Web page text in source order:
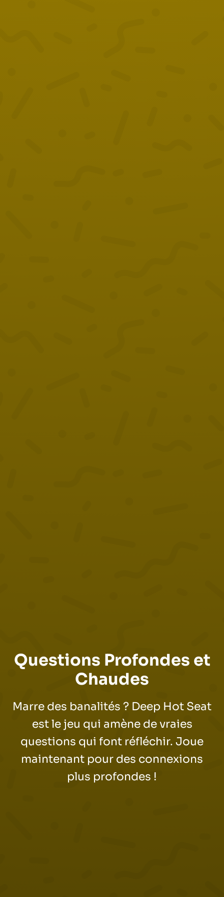
Questions Profondes et
Chaudes
Marre des banalités ? Deep Hot Seat
est le jeu qui amène de vraies
questions qui font réfléchir. Joue
maintenant pour des connexions
plus profondes !